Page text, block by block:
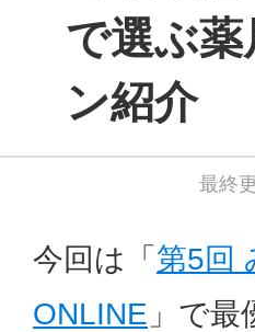
で選ぶ
ン紹介
最終
今回は「 第5回
ONLINE 」で